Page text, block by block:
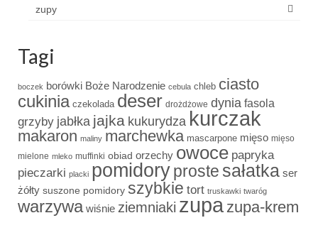
zupy
Tagi
boczek borówki Boże Narodzenie cebula chleb ciasto
cukinia czekolada deser drożdżowe dynia fasola
grzyby jabłka jajka kukurydza kurczak
makaron maliny marchewka mascarpone mięso mięso
mielone mleko muffinki obiad orzechy owoce papryka
pieczarki placki pomidoryproste sałatka ser
żółty suszone pomidory szybkie tort truskawki twaróg
warzywa wiśnie ziemniaki zupa zupa-krem